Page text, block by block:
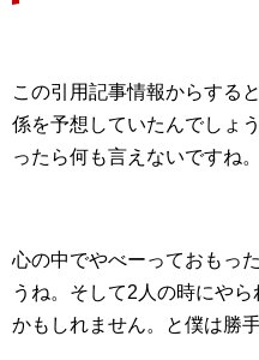
この引用記事情報からする
係を予想していたんでしょ
ったら何も言えないですね。
心の中でやべーっておもっ
うね。そして2人の時にや
かもしれません。と僕は勝